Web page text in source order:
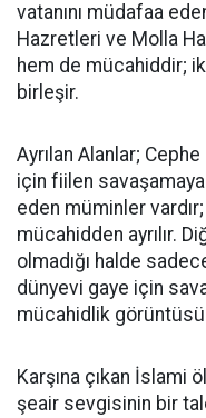
vatanını müdafaa
Hazretleri ve Molla
hem de mücahiddir;
birleşir.
​Ayrılan Alanlar;
için fiilen
eden müminler
mücahidden ayrılır.
olmadığı halde
dünyevi gaye için
mücahidlik görüntüsü
​Karşına çıkan İslami
şeair sevgisinin bir